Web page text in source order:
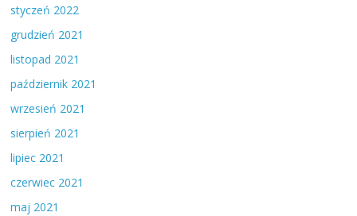
styczeń 2022
grudzień 2021
listopad 2021
październik 2021
wrzesień 2021
sierpień 2021
lipiec 2021
czerwiec 2021
maj 2021